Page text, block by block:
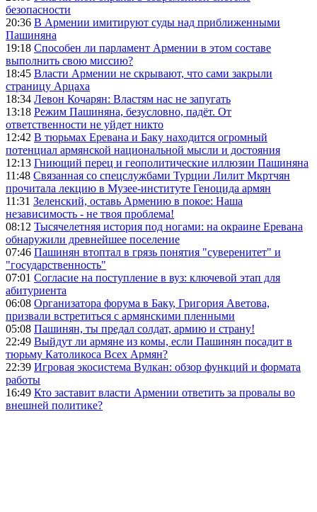
безопасности
20:36 В Армении имитируют суды над приближенными
Пашиняна
19:18 Способен ли парламент Армении в этом составе
выполнить свою миссию?
18:45 Власти Армении не скрывают, что сами закрыли
страницу Арцаха
18:34 Левон Кочарян: Властям нас не запугать
13:18 Режим Пашиняна, безусловно, падёт. От
ответственности не уйдет никто
12:42 В тюрьмах Еревана и Баку находится огромный
потенциал армянской национальной мысли и достояния
12:13 Гниющий перец и геополитические иллюзии Пашиняна
11:48 Связанная со спецслужбами Турции Лилит Мкртчян
прочитала лекцию в Музее-институте Геноцида армян
11:31 Зеленский, оставь Армению в покое: Наша
независимость - не твоя проблема!
08:12 Тысячелетняя история под ногами: на окраине Еревана
обнаружили древнейшее поселение
07:46 Пашинян втоптал в грязь понятия "суверенитет" и
"государственность"
07:01 Согласие на поступление в вуз: ключевой этап для
абитуриента
06:08 Организатора форума в Баку, Григория Аветова,
призвали встретиться с армянскими пленными
05:08 Пашинян, ты предал солдат, армию и страну!
22:49 Выйдут ли армяне из комы, если Пашинян посадит в
тюрьму Католикоса Всех Армян?
22:39 Игровая экосистема Вулкан: обзор функций и формата
работы
16:49 Кто заставит власти Армении ответить за провалы во
внешней политике?